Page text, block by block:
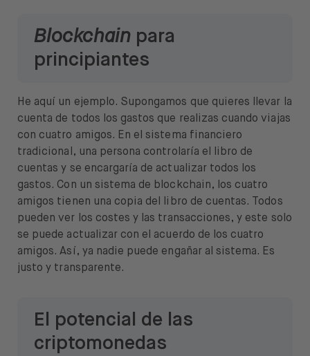
Blockchain para
principiantes
He aquí un ejemplo. Supongamos que quieres llevar la
cuenta de todos los gastos que realizas cuando viajas
con cuatro amigos. En el sistema financiero
tradicional, una persona controlaría el libro de
cuentas y se encargaría de actualizar todos los
gastos. Con un sistema de blockchain, los cuatro
amigos tienen una copia del libro de cuentas. Todos
pueden ver los costes y las transacciones, y este solo
se puede actualizar con el acuerdo de los cuatro
amigos. Así, ya nadie puede engañar al sistema. Es
justo y transparente.
El potencial de las
criptomonedas